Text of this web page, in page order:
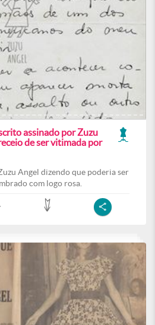
assinado por Zuzu
de ser vitimada por
Angel dizendo que poderia ser
com logo rosa.